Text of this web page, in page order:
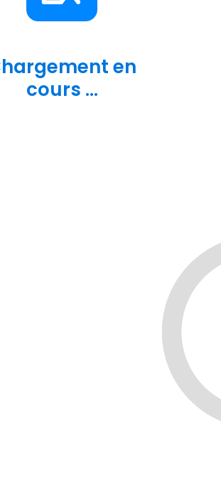
en
cours ...